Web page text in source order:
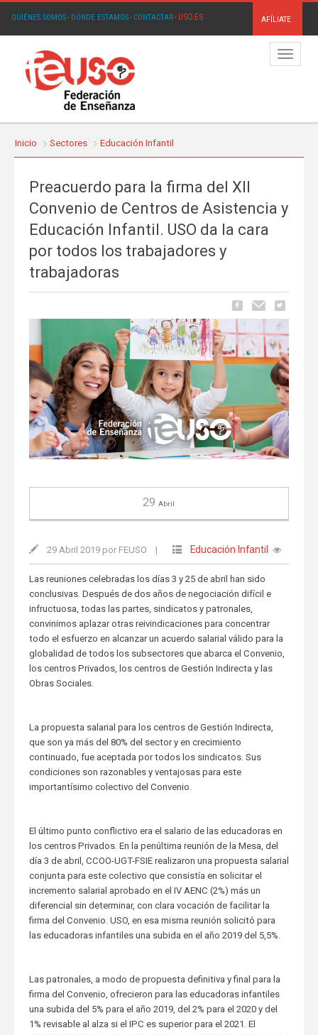
QUIÉNES SOMOS· DÓNDE ESTAMOS· CONTACTAR· USO.ES AFÍLIATE
Menú
Inicio Sectores Educación Infantil
Preacuerdo para la firma del XII
Convenio de Centros de Asistencia y
Educación Infantil. USO da la cara
por todos los trabajadores y
trabajadoras
29Abril
29 Abril 2019 por FEUSO | Educación Infantil
Las reuniones celebradas los días 3 y 25 de abril han sido
conclusivas. Después de dos años de negociación difícil e
infructuosa, todas las partes, sindicatos y patronales,
convinimos aplazar otras reivindicaciones para concentrar
todo el esfuerzo en alcanzar un acuerdo salarial válido para la
globalidad de todos los subsectores que abarca el Convenio,
los centros Privados, los centros de Gestión Indirecta y las
Obras Sociales.
La propuesta salarial para los centros de Gestión Indirecta,
que son ya más del 80% del sector y en crecimiento
continuado, fue aceptada por todos los sindicatos. Sus
condiciones son razonables y ventajosas para este
importantísimo colectivo del Convenio.
El último punto conflictivo era el salario de las educadoras en
los centros Privados. En la penúltima reunión de la Mesa, del
día 3 de abril, CCOO-UGT-FSIE realizaron una propuesta salarial
conjunta para este colectivo que consistía en solicitar el
incremento salarial aprobado en el IV AENC (2%) más un
diferencial sin determinar, con clara vocación de facilitar la
firma del Convenio. USO, en esa misma reunión solicitó para
las educadoras infantiles una subida en el año 2019 del 5,5%.
Las patronales, a modo de propuesta definitiva y final para la
firma del Convenio, ofrecieron para las educadoras infantiles
una subida del 5% para el año 2019, del 2% para el 2020 y del
1% revisable al alza si el IPC es superior para el 2021. El